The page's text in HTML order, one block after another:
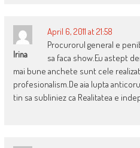
Irina
April 6, 2011 at 21:58
Procurorul general e
sa faca show.Eu astept
mai bune anchete sunt cele
profesionalism.De aia lupta
tin sa subliniez ca Realitatea e